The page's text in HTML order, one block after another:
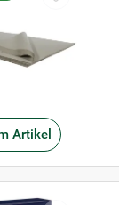
Artikel